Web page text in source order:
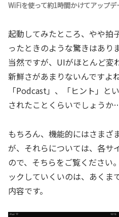
WiFiを使って約1時間かけてアップ
起動してみたところ、やや拍
ったときのような驚きはあり
当然ですが、UIがほとんど変
新鮮さがあまりないんですよ
「Podcast」、「ヒント」と
されたことくらいでしょうか
もちろん、機能的にはさまざ
が、それらについては、各サ
ので、そちらをご覧ください
ックしていくいのは、あくま
内容です。